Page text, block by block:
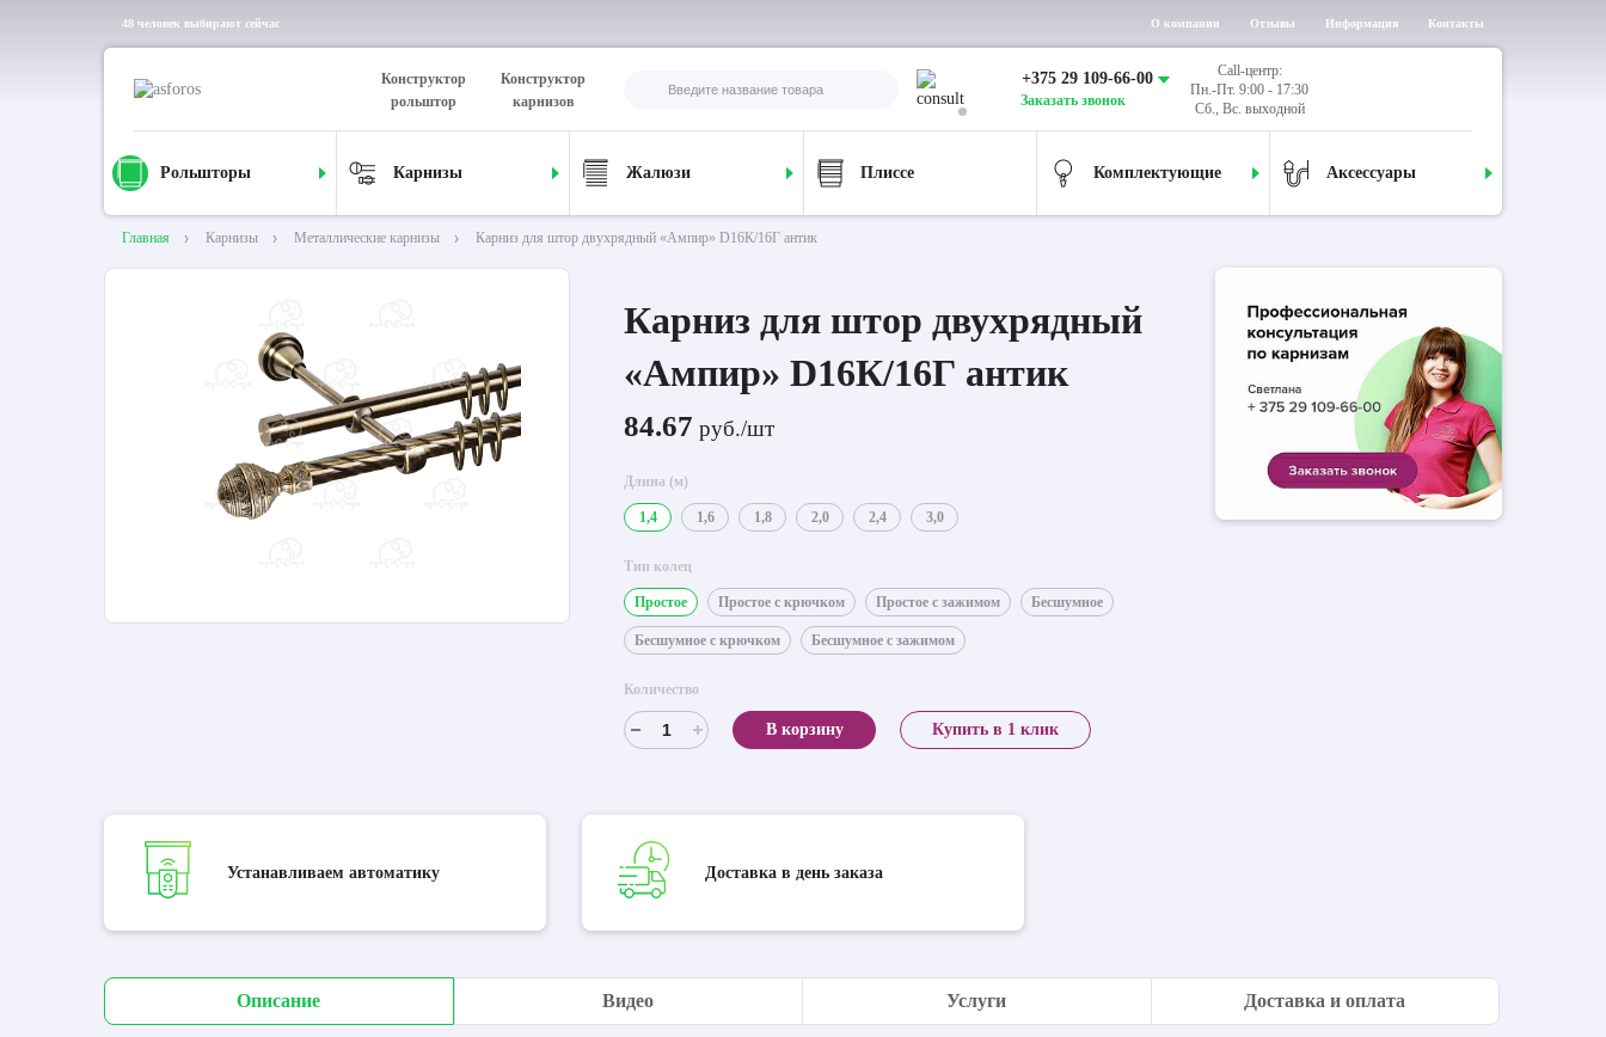
48 человек выбирают сейчас О компании Отзывы Информация Контакты
Конструктор
рольштор
Конструктор
карнизов
+375 29 109-66-00
Заказать звонок
Call-центр:
Пн.-Пт. 9:00 - 17:30
Сб., Вс. выходной
Рольшторы Карнизы Жалюзи Плиссе Комплектующие Аксессуары
Главная Карнизы Металлические карнизы Карниз для штор двухрядный «Ампир» D16К/16Г антик
Карниз для штор двухрядный
«Ампир» D16К/16Г антик
84.67 руб./шт
Длина (м)
1,4 1,6 1,8 2,0 2,4 3,0
Тип колец
Простое Простое с крючком Простое с зажимом Бесшумное
Бесшумное с крючком Бесшумное с зажимом
Количество
В корзину Купить в 1 клик
Устанавливаем автоматику Доставка в день заказа
Описание Видео Услуги Доставка и оплата